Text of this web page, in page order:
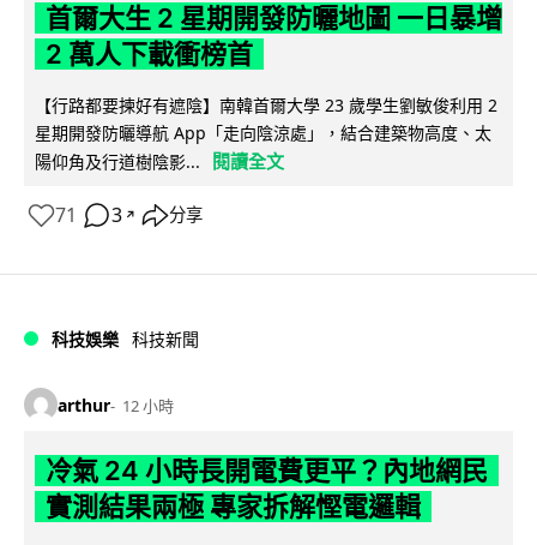
首爾大生 2 星期開發防曬地圖 一日暴增
2 萬人下載衝榜首
【行路都要揀好有遮陰】南韓首爾大學 23 歲學生劉敏俊利用 2
星期開發防曬導航 App「走向陰涼處」，結合建築物高度、太
陽仰角及行道樹陰影...
閱讀全文
71 3 ↗ 分享
科技娛樂 科技新聞
arthur 12 小時
冷氣 24 小時長開電費更平？內地網民
實測結果兩極 專家拆解慳電邏輯